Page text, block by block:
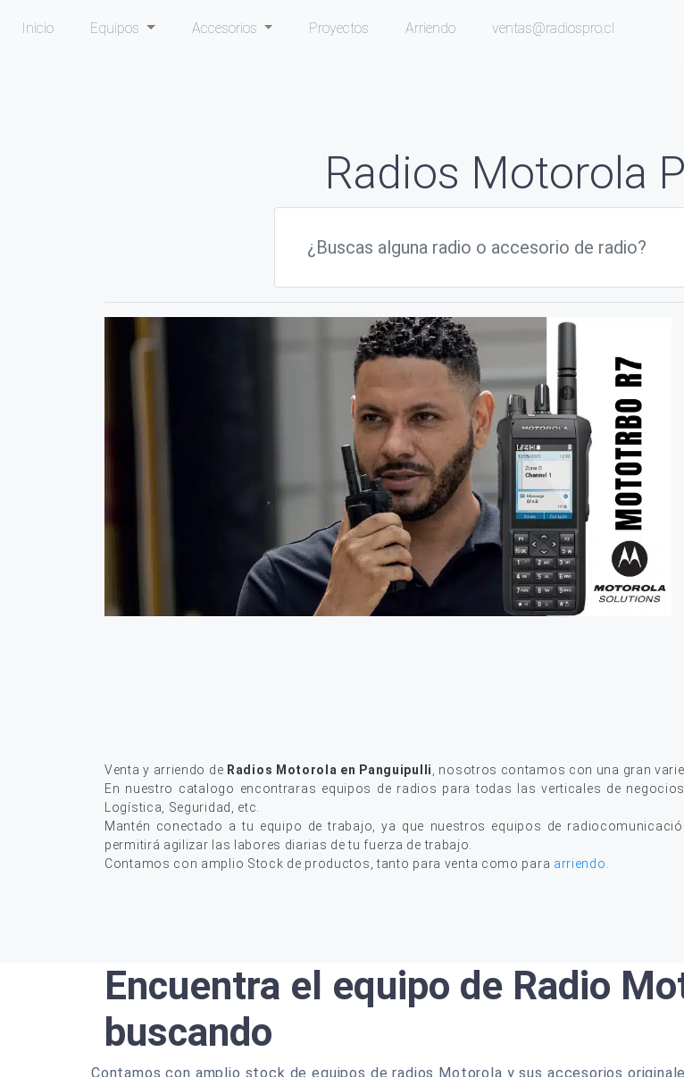
Inicio Equipos Accesorios Proyectos Arriendo ventas@radiospro.cl
Radios Motorola
Venta y arriendo de Radios Motorola en Panguipulli
, nosotros contamos con una gran
En nuestro catalogo encontraras equipos de radios para todas las verticales de
Logística, Seguridad, etc.
Mantén conectado a tu equipo de trabajo, ya que nuestros equipos de
permitirá agilizar las labores diarias de tu fuerza de trabajo.
Contamos con amplio Stock de productos, tanto para venta como para arriendo
Encuentra el equipo de Radio
buscando
Contamos con amplio stock de equipos de radios Motorola y sus accesorios